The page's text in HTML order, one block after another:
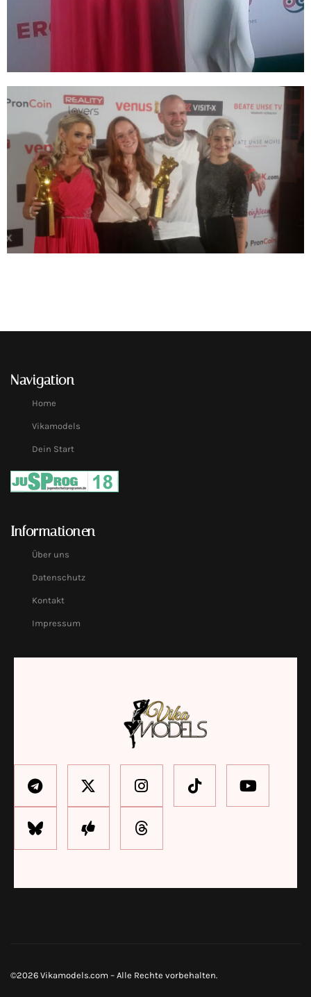
Navigation
Home
Vikamodels
Dein Start
Informationen
Über uns
Datenschutz
Kontakt
Impressum
©2026 Vikamodels.com – Alle Rechte vorbehalten.